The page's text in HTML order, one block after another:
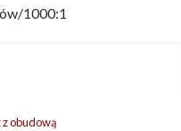
1000:1
obudową